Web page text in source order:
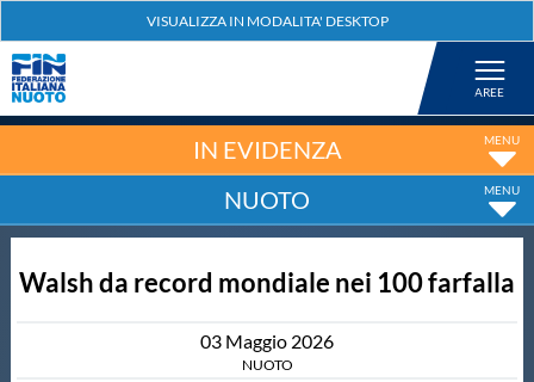
Nuoto
Tuffi
IN EVIDENZA
NUOTO
Walsh da record mondiale nei 100 farfalla
03 Maggio 2026
NUOTO